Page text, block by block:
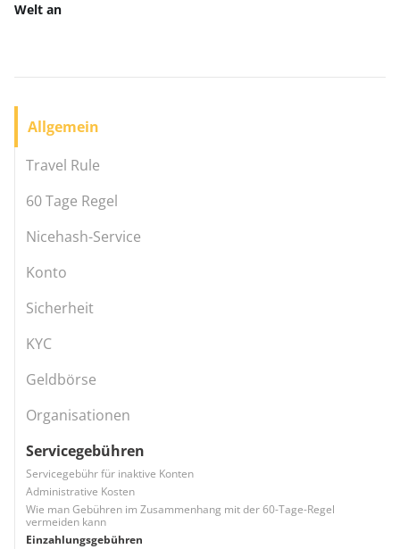
Welt an
Allgemein
Travel Rule
60 Tage Regel
Nicehash-Service
Konto
Sicherheit
KYC
Geldbörse
Organisationen
Servicegebühren
Servicegebühr für inaktive Konten
Administrative Kosten
Wie man Gebühren im Zusammenhang mit der 60-Tage-Regel
vermeiden kann
Einzahlungsgebühren